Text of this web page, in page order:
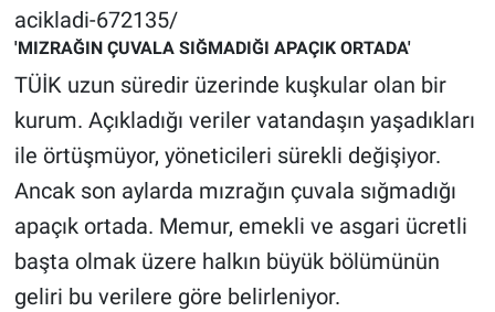
acikladi-672135/
'MIZRAĞIN ÇUVALA SIĞMADIĞI APAÇIK ORTADA'
TÜİK uzun süredir üzerinde kuşkular olan bir
kurum. Açıkladığı veriler vatandaşın yaşadıkları
ile örtüşmüyor, yöneticileri sürekli değişiyor.
Ancak son aylarda mızrağın çuvala sığmadığı
apaçık ortada. Memur, emekli ve asgari ücretli
başta olmak üzere halkın büyük bölümünün
geliri bu verilere göre belirleniyor.
Sağlık
Spor
Teknoloji
Türkiye'nin Geleceği
Türkiye'nin Gündemi